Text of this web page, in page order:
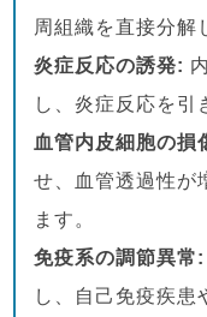
周組織を直接分解
炎症反応の誘発:
し、炎症反応を引
血管内皮細胞の損
せ、血管透過性が
ます。
免疫系の調節異常:
し、自己免疫疾患